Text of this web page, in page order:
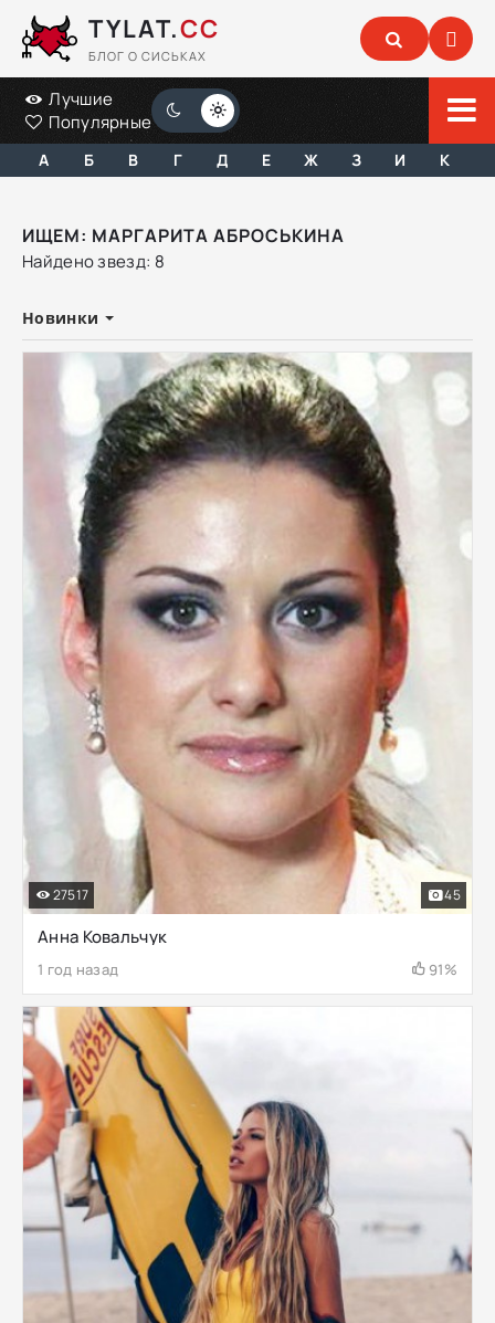
TYLAT.CC
БЛОГ О СИСЬКАХ
Лучшие
Популярные
А Б В Г Д Е Ж З И К
ИЩЕМ: МАРГАРИТА АБРОСЬКИНА
Найдено звезд: 8
Новинки
Анна Ковальчук
1 год назад 91%
27517 45